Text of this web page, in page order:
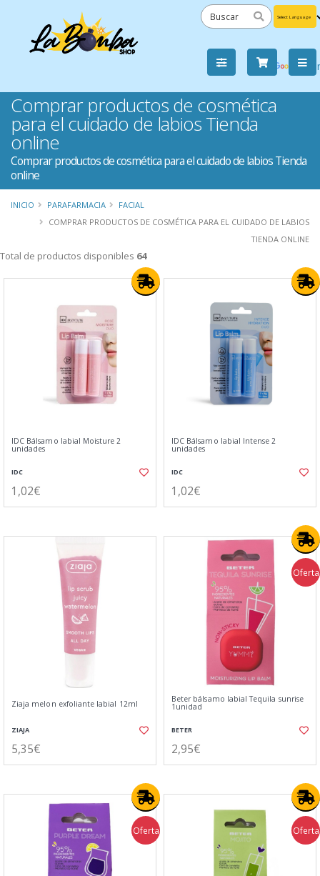
by
Comprar productos de cosmética
para el cuidado de labios Tienda
online
Comprar productos de cosmética para el cuidado de labios Tienda
online
INICIO PARAFARMACIA
FACIAL
COMPRAR PRODUCTOS DE COSMÉTICA PARA EL CUIDADO DE LABIOS
TIENDA ONLINE
Total de productos disponibles 64
IDC Bálsamo labial Moisture 2
unidades
IDC
1,02€
IDC Bálsamo labial Intense 2
unidades
IDC
1,02€
Ziaja melon exfoliante labial 12ml
ZIAJA
5,35€
Oferta
Beter bálsamo labial Tequila sunrise
1unidad
BETER
2,95€
Oferta Oferta